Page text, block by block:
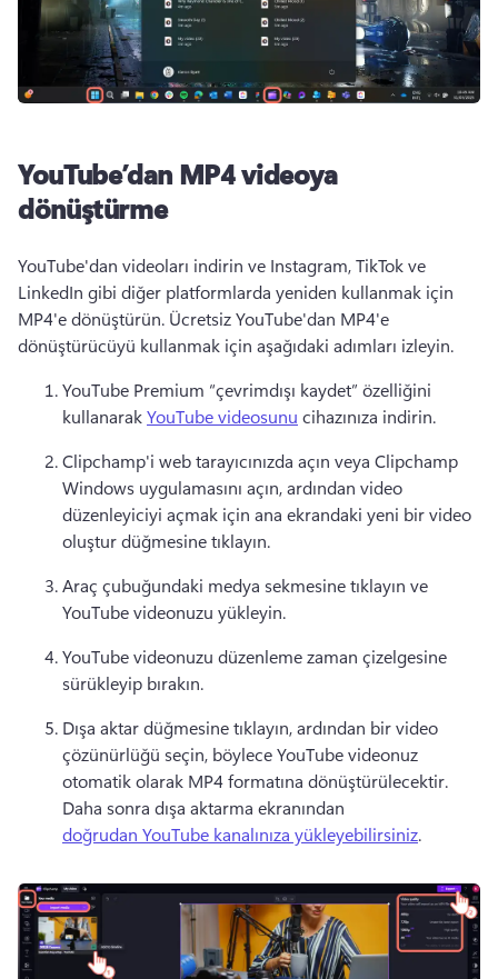
YouTube’dan MP4 videoya
dönüştürme
YouTube'dan videoları indirin ve Instagram, TikTok ve
LinkedIn gibi diğer platformlarda yeniden kullanmak için
MP4'e dönüştürün. Ücretsiz YouTube'dan MP4'e
dönüştürücüyü kullanmak için aşağıdaki adımları izleyin.
YouTube Premium “çevrimdışı kaydet” özelliğini
kullanarak YouTube videosunu cihazınıza indirin.
Clipchamp'i web tarayıcınızda açın veya Clipchamp
Windows uygulamasını açın, ardından video
düzenleyiciyi açmak için ana ekrandaki yeni bir video
oluştur düğmesine tıklayın.
Araç çubuğundaki medya sekmesine tıklayın ve
YouTube videonuzu yükleyin.
YouTube videonuzu düzenleme zaman çizelgesine
sürükleyip bırakın.
Dışa aktar düğmesine tıklayın, ardından bir video
çözünürlüğü seçin, böylece YouTube videonuz
Daha sonra dışa aktarma ekranından
doğrudan YouTube kanalınıza yükleyebilirsiniz.